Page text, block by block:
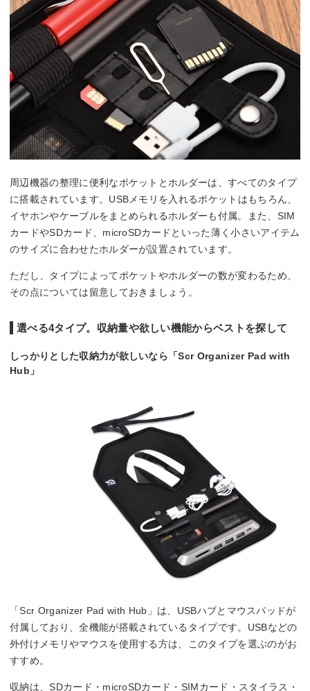
周辺機器の整理に便利なポケットとホルダーは、すべてのタイプ
に搭載されています。USBメモリを入れるポケットはもちろん、
イヤホンやケーブルをまとめられるホルダーも付属。また、SIM
カードやSDカード、microSDカードといった薄く小さいアイテム
のサイズに合わせたホルダーが設置されています。
ただし、タイプによってポケットやホルダーの数が変わるため、
その点については留意しておきましょう。
選べる4タイプ。収納量や欲しい機能からベストを探して
しっかりとした収納力が欲しいなら「Scr Organizer Pad with
Hub」
「Scr Organizer Pad with Hub」は、USBハブとマウスパッドが
付属しており、全機能が搭載されているタイプです。USBなどの
外付けメモリやマウスを使用する方は、このタイプを選ぶのがお
すすめ。
収納は、SDカード・microSDカード・SIMカード・スタイラス・